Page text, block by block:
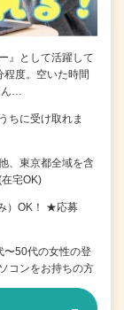
』として活躍して
程度。空いた時間
ん…
に受け取れま
、東京都全域を含
宅OK)
）OK！ ★応募
50代の女性の登
ンをお持ちの方